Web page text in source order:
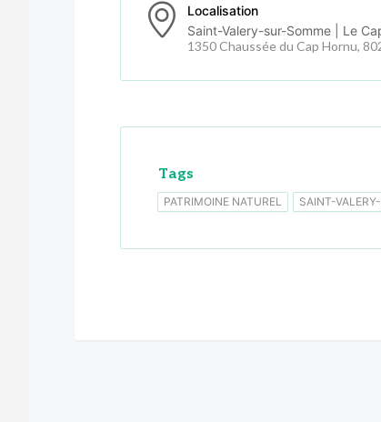
Localisation
Saint-Valery-sur-Somme | Le
1350 Chaussée du Cap Hornu,
Tags
PATRIMOINE NATUREL SAINT-